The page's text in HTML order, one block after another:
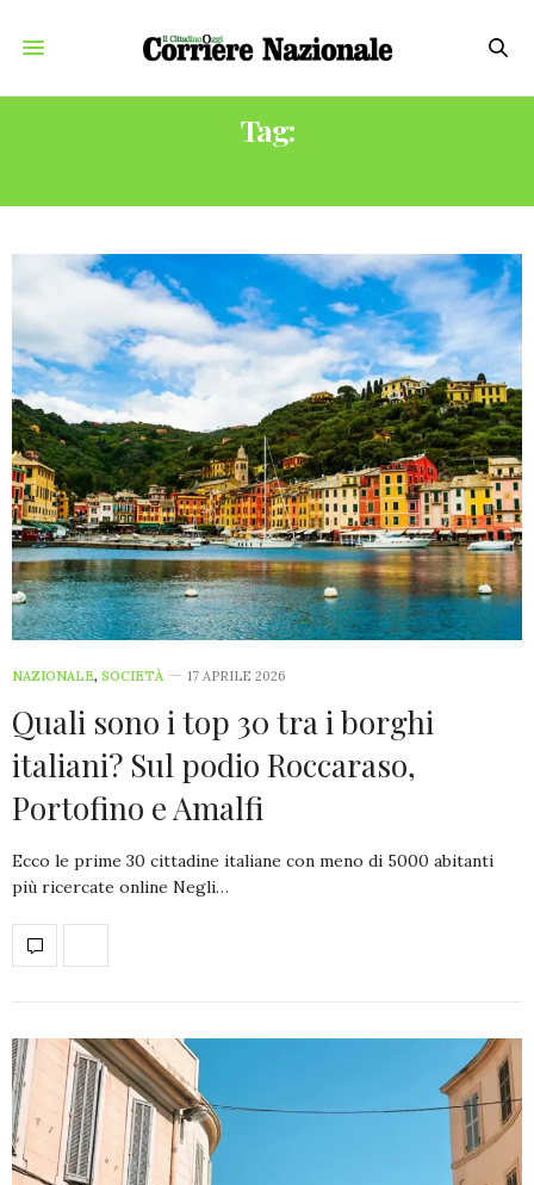
Tag:
NAZIONALE, SOCIETÀ 17 APRILE 2026
Quali sono i top 30 tra i borghi
italiani? Sul podio Roccaraso,
Portofino e Amalfi
Ecco le prime 30 cittadine italiane con meno di 5000 abitanti
più ricercate online Negli…